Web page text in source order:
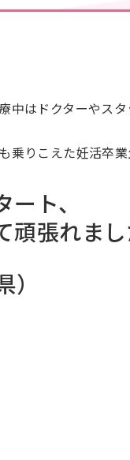
はドクターやス
りこえた妊活卒業
ト、
張れまし